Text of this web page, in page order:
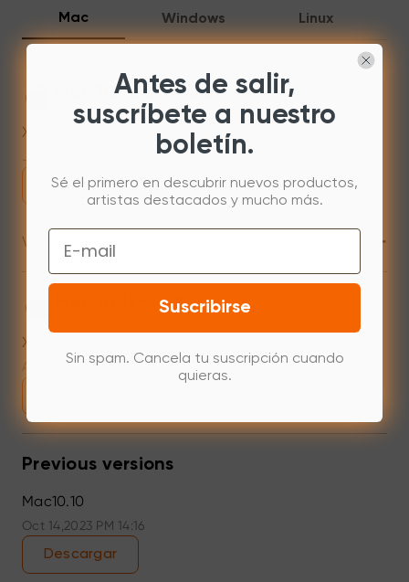
Mac Windows Linux
Mac 10.13 or newer
XPPenMac_4.0.18_260723
Descargar
Versión anterior +
Mac 10.12~14.2
XPPenMac_3.4.15_240313
Apr 15,2024 PM 18:05
Previous versions
Mac10.10
Oct 14,2023 PM 14:16
Descargar
Antes de salir,
suscríbete a nuestro
boletín.
Sé el primero en descubrir nuevos productos,
artistas destacados y mucho más.
Email
Suscribirse
Sin spam. Cancela tu suscripción cuando
quieras.